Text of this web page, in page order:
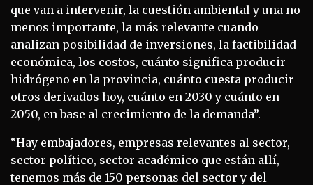
que van a intervenir, la cuestión ambiental y una no
menos importante, la más relevante cuando
analizan posibilidad de inversiones, la factibilidad
económica, los costos, cuánto significa producir
hidrógeno en la provincia, cuánto cuesta producir
otros derivados hoy, cuánto en 2030 y cuánto en
2050, en base al crecimiento de la demanda”.
“Hay embajadores, empresas relevantes al sector,
sector político, sector académico que están allí,
tenemos más de 150 personas del sector y del